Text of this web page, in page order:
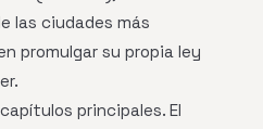
las ciudades más
promulgar su propia ley
principales. El